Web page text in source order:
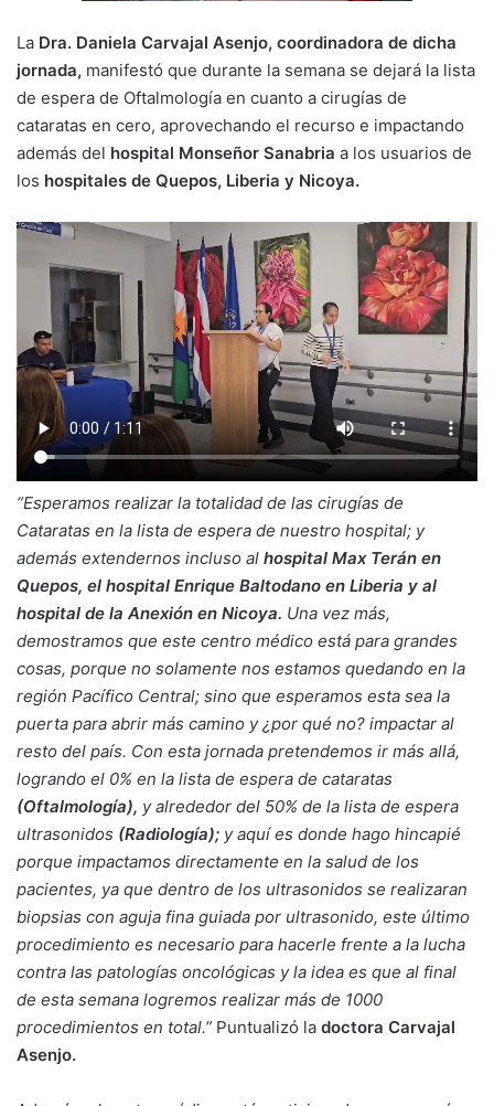
La Dra. Daniela Carvajal Asenjo, coordinadora de dicha
jornada, manifestó que durante la semana se dejará la lista
de espera de Oftalmología en cuanto a cirugías de
cataratas en cero, aprovechando el recurso e impactando
además del hospital Monseñor Sanabria a los usuarios de
los hospitales de Quepos, Liberia y Nicoya.
“Esperamos realizar la totalidad de las cirugías de
Cataratas en la lista de espera de nuestro hospital; y
además extendernos incluso al hospital Max Terán en
Quepos, el hospital Enrique Baltodano en Liberia y al
hospital de la Anexión en Nicoya. Una vez más,
demostramos que este centro médico está para grandes
cosas, porque no solamente nos estamos quedando en la
región Pacífico Central; sino que esperamos esta sea la
puerta para abrir más camino y ¿por qué no? impactar al
resto del país. Con esta jornada pretendemos ir más allá,
logrando el 0% en la lista de espera de cataratas
(Oftalmología), y alrededor del 50% de la lista de espera
ultrasonidos (Radiología); y aquí es donde hago hincapié
porque impactamos directamente en la salud de los
pacientes, ya que dentro de los ultrasonidos se realizaran
biopsias con aguja fina guiada por ultrasonido, este último
procedimiento es necesario para hacerle frente a la lucha
contra las patologías oncológicas y la idea es que al final
de esta semana logremos realizar más de 1000
procedimientos en total.” Puntualizó la doctora Carvajal
Asenjo.